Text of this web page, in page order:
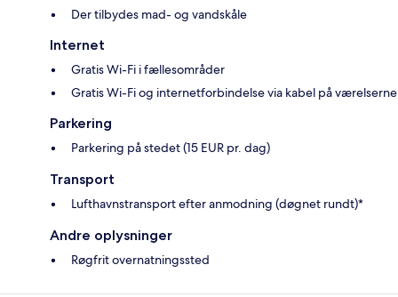
Der tilbydes mad- og vandskåle
Internet
Gratis Wi-Fi i fællesområder
Gratis Wi-Fi og internetforbindelse via kabel på værelserne
Parkering
Parkering på stedet (15 EUR pr. dag)
Transport
Lufthavnstransport efter anmodning (døgnet rundt)*
Andre oplysninger
Røgfrit overnatningssted